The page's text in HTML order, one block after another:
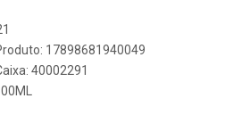
17898681940049
40002291